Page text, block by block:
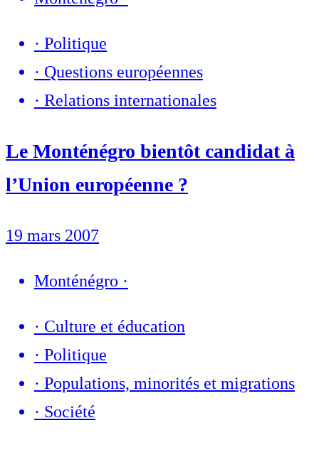
· Politique
· Questions européennes
· Relations internationales
Le Monténégro bientôt candidat à
l’Union européenne ?
19 mars 2007
Monténégro ·
· Culture et éducation
· Politique
· Populations, minorités et migrations
· Société